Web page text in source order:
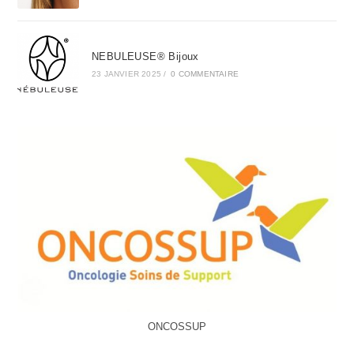
NEBULEUSE® Bijoux
23 JANVIER 2025 / 0 COMMENTAIRE
ONCOSSUP